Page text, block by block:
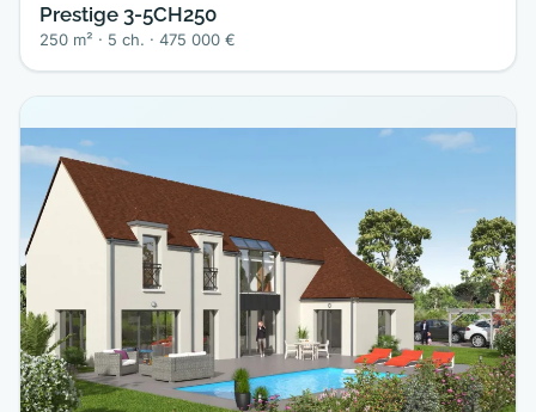
Prestige 3-5CH250
250 m² · 5 ch. · 475 000 €